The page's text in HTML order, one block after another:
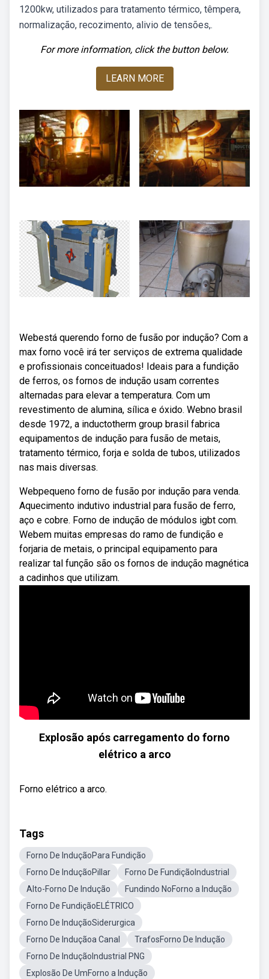
1200kw, utilizados para tratamento térmico, têmpera,
normalização, recozimento, alivio de tensões,.
For more information, click the button below.
LEARN MORE
Webestá querendo forno de fusão por indução? Com a
max forno você irá ter serviços de extrema qualidade
e profissionais conceituados! Ideais para a fundição
de ferros, os fornos de indução usam correntes
alternadas para elevar a temperatura. Com um
revestimento de alumina, sílica e óxido. Webno brasil
desde 1972, a inductotherm group brasil fabrica
equipamentos de indução para fusão de metais,
tratamento térmico, forja e solda de tubos, utilizados
nas mais diversas.
Webpequeno forno de fusão por indução para venda.
Aquecimento indutivo industrial para fusão de ferro,
aço e cobre. Forno de indução de módulos igbt com.
Webem muitas empresas do ramo de fundição e
forjaria de metais, o principal equipamento para
realizar tal função são os fornos de indução magnética
a cadinhos que utilizam.
Explosão após carregamento do forno
elétrico a arco
Forno elétrico a arco.
Tags
Forno De InduçãoPara Fundição
Forno De InduçãoPillar
Forno De FundiçãoIndustrial
Alto-Forno De Indução
Fundindo NoForno a Indução
Forno De FundiçãoELÉTRICO
Forno De InduçãoSiderurgica
Forno De Induçãoa Canal
TrafosForno De Indução
Forno De InduçãoIndustrial PNG
Explosão De UmForno a Indução